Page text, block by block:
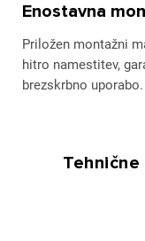
Enostavna
Priložen montažni
hitro namestitev,
brezskrbno uporabo.